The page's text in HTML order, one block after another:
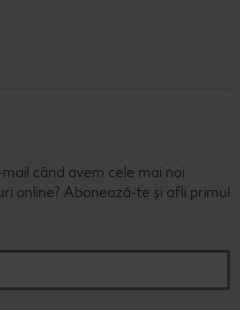
când avem cele mai noi
online? Abonează-te și afli primul